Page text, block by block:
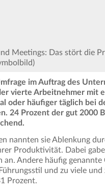
Meetings: Das stört die
im Auftrag des
vierte Arbeitnehmer mit
oder häufiger täglich bei
24 Prozent der gut 2000
nannten sie Ablenkung
Produktivität. Dabei
an. Andere häufig
und zu viele und
Prozent.